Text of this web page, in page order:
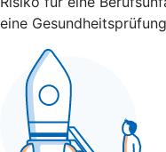
eine